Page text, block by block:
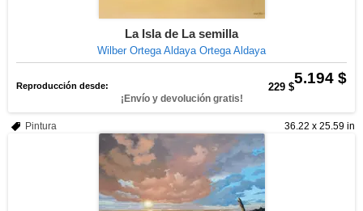
La Isla de La semilla
Wilber Ortega Aldaya Ortega Aldaya
5.194 $
Reproducción desde: 229 $
¡Envío y devolución gratis!
36.22 x 25.59 in
Pintura